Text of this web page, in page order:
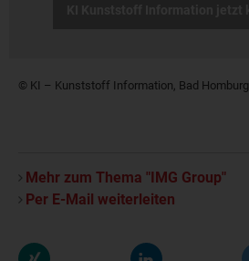
© KI – Kunststoff Information, Bad Homburg
Mehr zum Thema "IMG Group"
Per E-Mail weiterleiten